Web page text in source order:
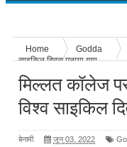
Home Godda
साइकिल दिवस मनाया गया
मिल्लत कॉलेज
विश्व साइकिल
बेनामी जून 03, 2022